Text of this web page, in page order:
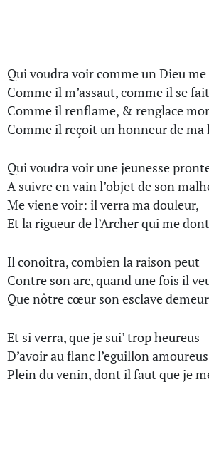
Qui voudra voir comme un Dieu
Comme il m’assaut, comme il se
Comme il renflame, & renglace
Comme il reçoit un honneur de ma
Qui voudra voir une jeunesse
A suivre en vain l’objet de son
Me viene voir: il verra ma douleur,
Et la rigueur de l’Archer qui me
Il conoitra, combien la raison peut
Contre son arc, quand une fois il
Que nôtre cœur son esclave
Et si verra, que je sui’ trop heureus
D’avoir au flanc l’eguillon amoureus
Plein du venin, dont il faut que je